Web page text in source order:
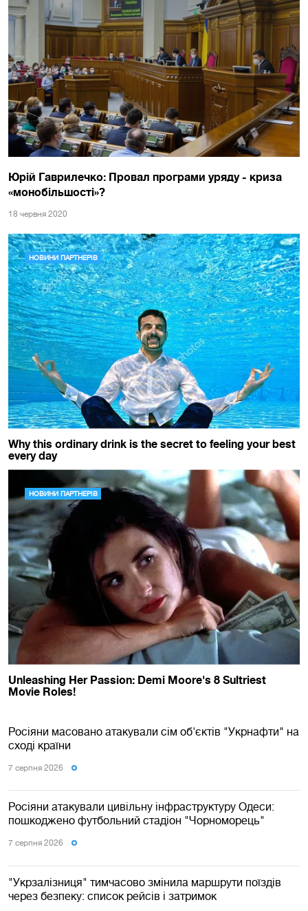
Юрій Гаврилечко: Провал програми уряду - криза
«монобільшості»?
18 червня 2020
Росіяни масовано атакували сім об'єктів "Укрнафти" на
сході країни
7 серпня 2026
Росіяни атакували цивільну інфраструктуру Одеси:
пошкоджено футбольний стадіон "Чорноморець"
7 серпня 2026
"Укрзалізниця" тимчасово змінила маршрути поїздів
через безпеку: список рейсів і затримок